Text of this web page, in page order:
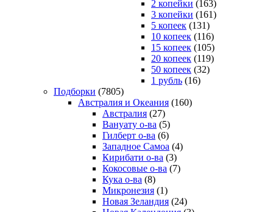
2 копейки (163)
3 копейки (161)
5 копеек (131)
10 копеек (116)
15 копеек (105)
20 копеек (119)
50 копеек (32)
1 рубль (16)
Подборки (7805)
Австралия и Океания (160)
Австралия (27)
Вануату о-ва (5)
Гилберт о-ва (6)
Западное Самоа (4)
Кирибати о-ва (3)
Кокосовые о-ва (7)
Кука о-ва (8)
Микронезия (1)
Новая Зеландия (24)